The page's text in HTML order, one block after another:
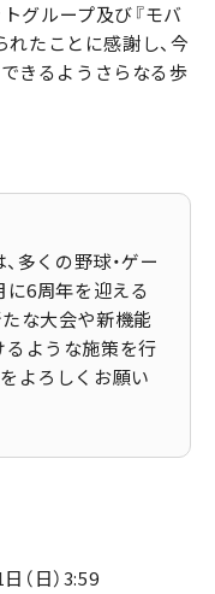
グループ及び『モバ
れたことに感謝し、今
きるようさらなる歩
多くの野球・ゲー
に6周年を迎える
な大会や新機能
ような施策を行
よろしくお願い
（日）3:59